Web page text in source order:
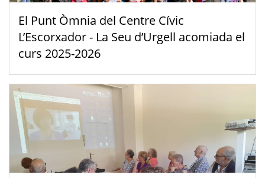
El Punt Òmnia del Centre Cívic
L’Escorxador - La Seu d’Urgell acomiada el
curs 2025-2026